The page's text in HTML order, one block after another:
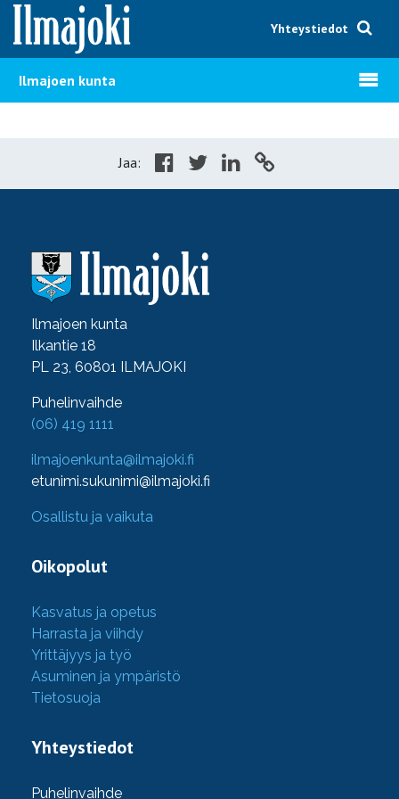
Hyppää sisältöön
Yhteystiedot
Ilmajoen kunta Avaa
Jaa:
Ilmajoen kunta
Ilkantie 18
PL 23, 60801 ILMAJOKI
Puhelinvaihde
(06) 419 1111
ilmajoenkunta@ilmajoki.fi
etunimi.sukunimi@ilmajoki.fi
Osallistu ja vaikuta
Oikopolut
Kasvatus ja opetus
Harrasta ja viihdy
Yrittäjyys ja työ
Asuminen ja ympäristö
Tietosuoja
Yhteystiedot
Puhelinvaihde